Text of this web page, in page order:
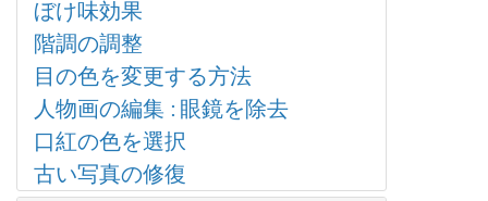
反転による調整
色相/彩度の調整
明るさ/コントラストの調整
カーブでの調整
レベル補正
画像のサイズ変更
ぼけ味効果
階調の調整
目の色を変更する方法
人物画の編集 : 眼鏡を除去
口紅の色を選択
古い写真の修復